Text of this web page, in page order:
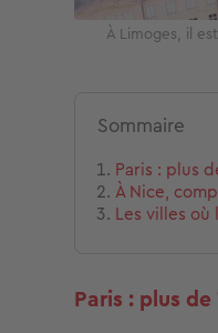
À Limoges, il
Sommaire
Paris : plus
À Nice,
Les villes
Paris : plus